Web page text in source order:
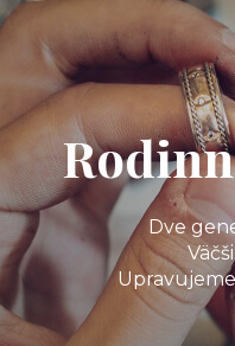
Dve